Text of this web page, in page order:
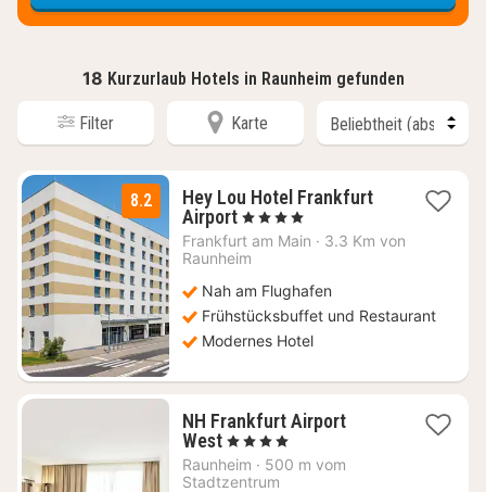
18 Kurzurlaub Hotels in Raunheim gefunden
Filter Karte
8.2
Hey Lou Hotel Frankfurt
Airport2
Nächte
ab
€
, 4 Sterne
Frankfurt am Main · 3.3 Km von
Raunheim
Nah am Flughafen
Frühstücksbuffet und Restaurant
Modernes Hotel
NH Frankfurt Airport
West1
Nacht
ab
, 4 Sterne
Raunheim · 500 m vom
Stadtzentrum